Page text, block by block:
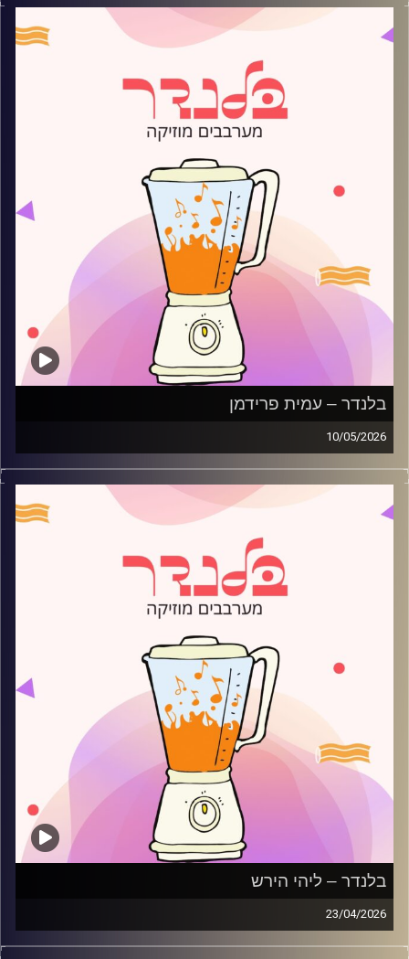
קרדיט תמונות:
AudioVersity
בלנדר – עמית פרידמן
10/05/2026
מוזיקה רגועה לפתוח איתה את הבוקר בהגשת עמית פרידמן
קרדיט תמונות:
AudioVersity
בלנדר – ליהי הירש
23/04/2026
מוזיקה רגועה לפתוח איתה את הבוקר בהגשת ליהי הירש